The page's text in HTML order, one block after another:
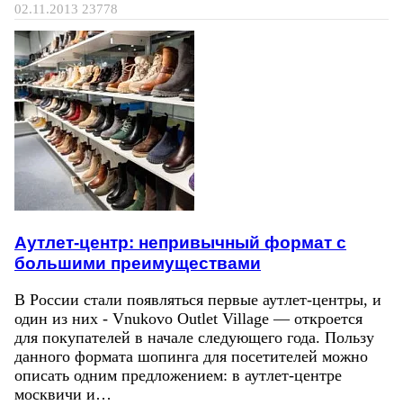
02.11.2013 23778
Аутлет-центр: непривычный формат с
большими преимуществами
В России стали появляться первые аутлет-центры, и
один из них - Vnukovo Outlet Village — откроется
для покупателей в начале следующего года. Пользу
данного формата шопинга для посетителей можно
описать одним предложением: в аутлет-центре
москвичи и…